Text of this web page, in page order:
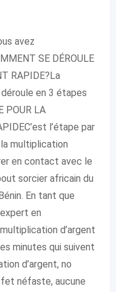
avez
SE DÉROULE
RAPIDE?La
en 3 étapes
POUR LA
l’étape par
multiplication
en contact avec le
sorcier africain du
En tant que
en
d’argent
minutes qui suivent
d’argent, no
néfaste, aucune